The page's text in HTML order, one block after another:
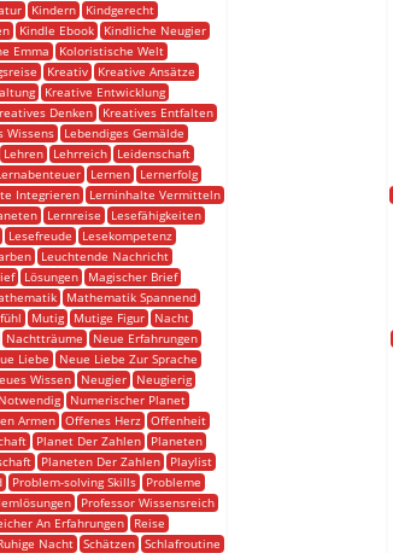
Kindern
Kindgerecht
Kindle Ebook
Kindliche Neugier
Emma
Koloristische Welt
Kreativ
Kreative Ansätze
Kreative Entwicklung
Denken
Kreatives Entfalten
Wissens
Lebendiges Gemälde
Lehren Lehrreich
Leidenschaft
Lernen
Lernerfolg
Integrieren
Lerninhalte Vermitteln
Lernreise
Lesefähigkeiten
Lesefreude
Lesekompetenz
Leuchtende Nachricht
Lösungen
Magischer Brief
Mathematik Spannend
Mutig Mutige Figur
Nacht
Nachtträume
Neue Erfahrungen
Liebe
Neue Liebe Zur Sprache
Wissen Neugier
Neugierig
Notwendig
Numerischer Planet
Armen Offenes Herz
Offenheit
Planet Der Zahlen
Planeten
Planeten Der Zahlen
Playlist
Problem-solving Skills
Probleme
Professor Wissensreich
An Erfahrungen
Reise
Nacht Schätzen Schlafroutine